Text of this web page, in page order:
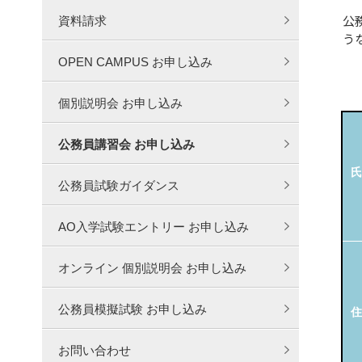
公
う
資料請求
OPEN CAMPUS お申し込み
個別説明会 お申し込み
公務員講習会 お申し込み
公務員試験ガイダンス
AO入学試験エントリー お申し込み
オンライン 個別説明会 お申し込み
公務員模擬試験 お申し込み
お問い合わせ